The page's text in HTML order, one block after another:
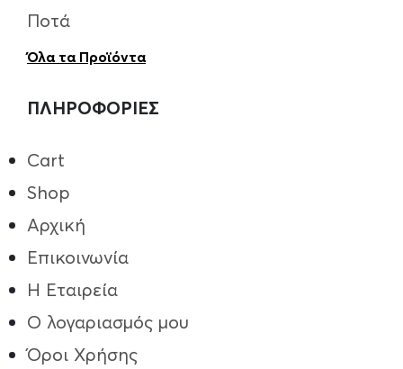
Ποτά
Όλα τα Προϊόντα
ΠΛΗΡΟΦΟΡΙΕΣ
Cart
Shop
Αρχική
Επικοινωνία
Η Εταιρεία
Ο λογαριασμός μου
Όροι Χρήσης